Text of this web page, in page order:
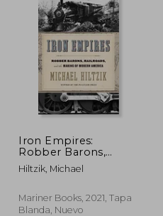
45%
dcto.
Iron Empires:
Robber Barons,
Railroads, and the
Making of Modern
Hiltzik, Michael
Mariner Books, 2021, Tapa
Blanda, Nuevo